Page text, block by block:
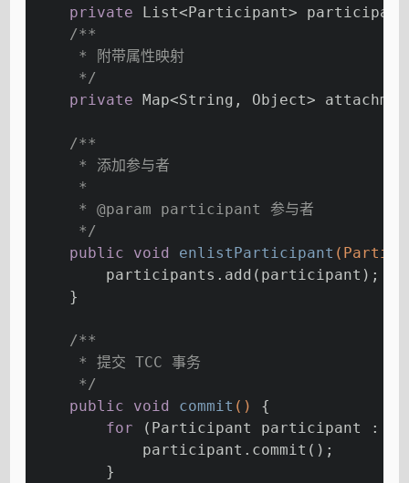
private List<Participant>
/**
     * 附带属性映射
     */
private Map<String, Object>
/**
     * 添加参与者
     *
     *
@param participant 参与者
     */
public
void enlistParticipant
        participants.add(participant);
    }
/**
     * 提交 TCC 事务
     */
public
void commit ()
{
for (Participant participant :
            participant.commit();
        }